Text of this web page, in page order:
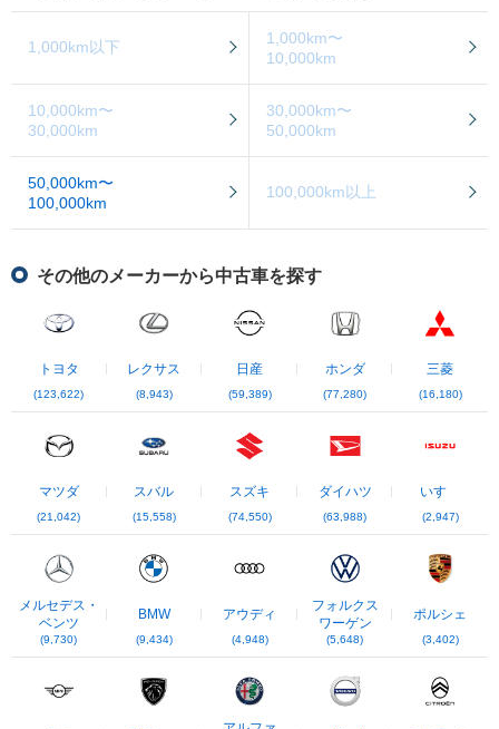
1,000km以下
1,000km〜
10,000km
10,000km〜
30,000km
30,000km〜
50,000km
50,000km〜
100,000km
100,000km以上
その他のメーカーから中古車を探す
トヨタ
(123,622)
レクサス
(8,943)
日産
(59,389)
ホンダ
(77,280)
三菱
(16,180)
マツダ
(21,042)
スバル
(15,558)
スズキ
(74,550)
ダイハツ
(63,988)
いすゞ
(2,947)
メルセデス・
ベンツ
(9,730)
BMW
(9,434)
アウディ
(4,948)
フォルクス
ワーゲン
(5,648)
ポルシェ
(3,402)